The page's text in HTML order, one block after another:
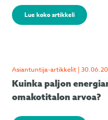
Lue koko artikkeli
Asiantuntija-artikkelit |
Kuinka paljon
omakotitalon arvoa?